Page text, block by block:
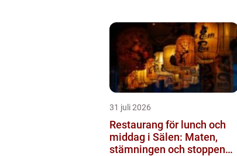
31 juli 2026
Restaurang för lunch och
middag i Sälen: Maten,
stämningen och stoppen